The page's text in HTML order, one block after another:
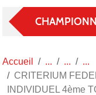
Accueil
CRITERIUM
INDIVIDUEL 4ème